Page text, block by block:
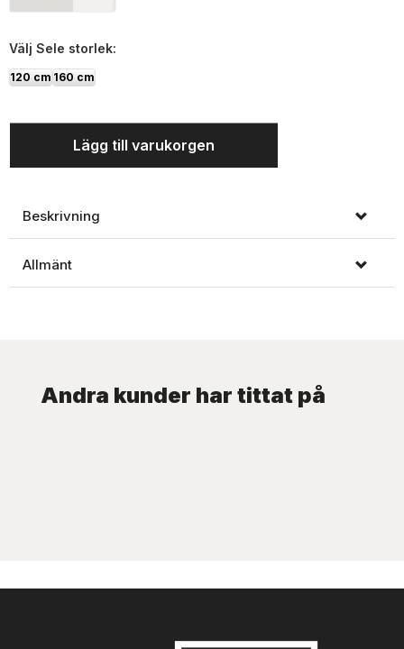
Välj Sele storlek:
120 cm 160 cm
Lägg till varukorgen
Beskrivning
Allmänt
Andra kunder har tittat på